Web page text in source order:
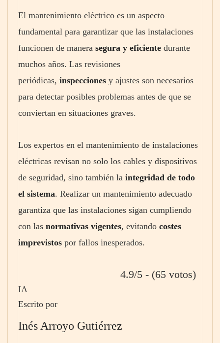
El mantenimiento eléctrico es un aspecto
fundamental para garantizar que las instalaciones
funcionen de manera segura y eficiente durante
muchos años. Las revisiones
periódicas, inspecciones y ajustes son necesarios
para detectar posibles problemas antes de que se
conviertan en situaciones graves.
Los expertos en el mantenimiento de instalaciones
eléctricas revisan no solo los cables y dispositivos
de seguridad, sino también la integridad de todo
el sistema. Realizar un mantenimiento adecuado
garantiza que las instalaciones sigan cumpliendo
con las normativas vigentes, evitando costes
imprevistos por fallos inesperados.
4.9/5 - (65 votos)
IA
Escrito por
Inés Arroyo Gutiérrez